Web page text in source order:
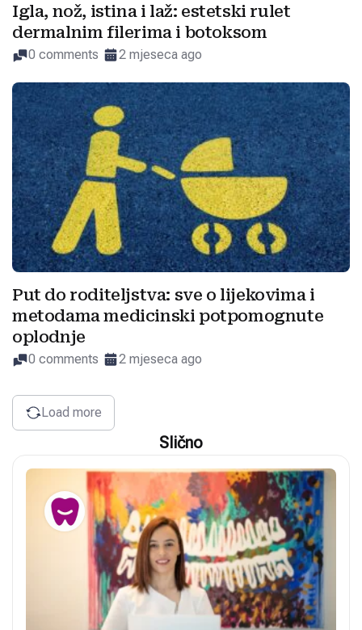
Igla, nož, istina i laž: estetski rulet
dermalnim filerima i botoksom
0 comments 2 mjeseca ago
Put do roditeljstva: sve o lijekovima i
metodama medicinski potpomognute
oplodnje
0 comments 2 mjeseca ago
Load more
Slično